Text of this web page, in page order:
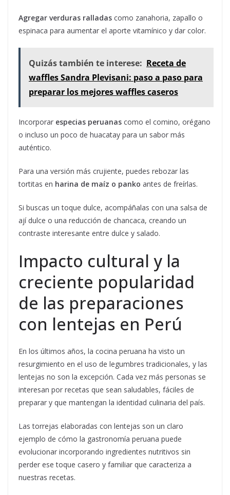
Agregar verduras ralladas como zanahoria, zapallo o
espinaca para aumentar el aporte vitamínico y dar color.
Quizás también te interese: Receta de
waffles Sandra Plevisani: paso a paso para
preparar los mejores waffles caseros
Incorporar especias peruanas como el comino, orégano
o incluso un poco de huacatay para un sabor más
auténtico.
Para una versión más crujiente, puedes rebozar las
tortitas en harina de maíz o panko antes de freírlas.
Si buscas un toque dulce, acompáñalas con una salsa de
ají dulce o una reducción de chancaca, creando un
contraste interesante entre dulce y salado.
Impacto cultural y la
creciente popularidad
de las preparaciones
con lentejas en Perú
En los últimos años, la cocina peruana ha visto un
resurgimiento en el uso de legumbres tradicionales, y las
lentejas no son la excepción. Cada vez más personas se
interesan por recetas que sean saludables, fáciles de
preparar y que mantengan la identidad culinaria del país.
Las torrejas elaboradas con lentejas son un claro
ejemplo de cómo la gastronomía peruana puede
evolucionar incorporando ingredientes nutritivos sin
perder ese toque casero y familiar que caracteriza a
nuestras recetas.